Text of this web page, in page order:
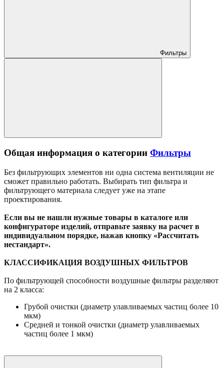
Фильтры
Общая информация о категории Фильтры
Без фильтрующих элементов ни одна система вентиляции не
сможет правильно работать. Выбирать тип фильтра и
фильтрующего материала следует уже на этапе
проектирования.
Если вы не нашли нужные товары в каталоге или
конфигураторе изделий, отправьте заявку на расчет в
индивидуальном порядке, нажав кнопку «Рассчитать
нестандарт».
КЛАССИФИКАЦИЯ ВОЗДУШНЫХ ФИЛЬТРОВ
По фильтрующей способности воздушные фильтры разделяют
на 2 класса:
Грубой очистки (диаметр улавливаемых частиц более 10
мкм)
Средней и тонкой очистки (диаметр улавливаемых
частиц более 1 мкм)